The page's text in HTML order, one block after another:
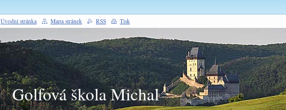
Golfová škola Michal
Úvodní stránka Mapa stránek RSS Tisk